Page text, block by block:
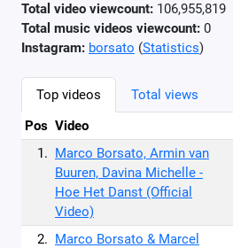
Total video viewcount: 106,955,819
Total music videos viewcount: 0
Instagram: borsato (Statistics)
Top videos
Total views
Pos Video
1. Marco Borsato, Armin van
Buuren, Davina Michelle -
Hoe Het Danst (Official
Video)
2. Marco Borsato & Marcel